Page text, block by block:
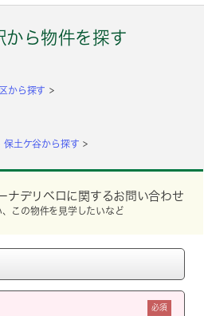
から物件を探す
から探す
保土ケ谷から探す
ナデリベロに関するお問い合わせ
この物件を見学したいなど
必須